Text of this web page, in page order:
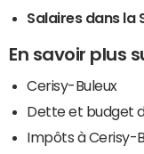
Salaires dans la
En savoir plus
Cerisy-Buleux
Dette et budget
Impôts à Cerisy-